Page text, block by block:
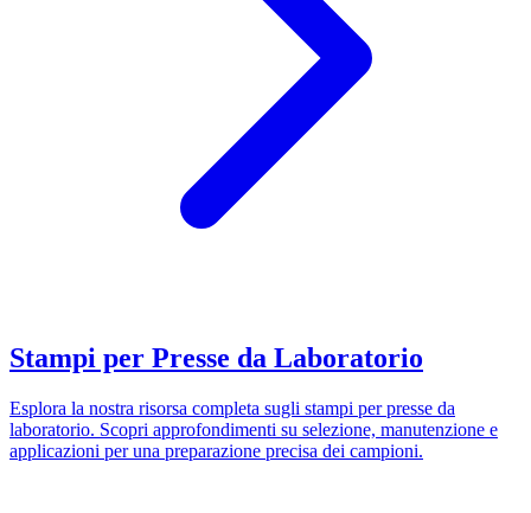
Stampi per Presse da Laboratorio
Esplora la nostra risorsa completa sugli stampi per presse da
laboratorio. Scopri approfondimenti su selezione, manutenzione e
applicazioni per una preparazione precisa dei campioni.